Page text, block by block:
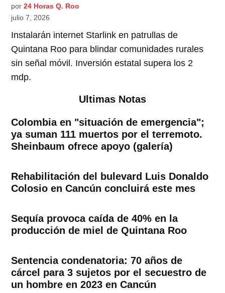
por 24 Horas Q. Roo
julio 7, 2026
Instalarán internet Starlink en patrullas de
Quintana Roo para blindar comunidades rurales
sin señal móvil. Inversión estatal supera los 2
mdp.
Ultimas Notas
Colombia en "situación de emergencia";
ya suman 111 muertos por el terremoto.
Sheinbaum ofrece apoyo (galería)
Rehabilitación del bulevard Luis Donaldo
Colosio en Cancún concluirá este mes
Sequía provoca caída de 40% en la
producción de miel de Quintana Roo
Sentencia condenatoria: 70 años de
cárcel para 3 sujetos por el secuestro de
un hombre en 2023 en Cancún